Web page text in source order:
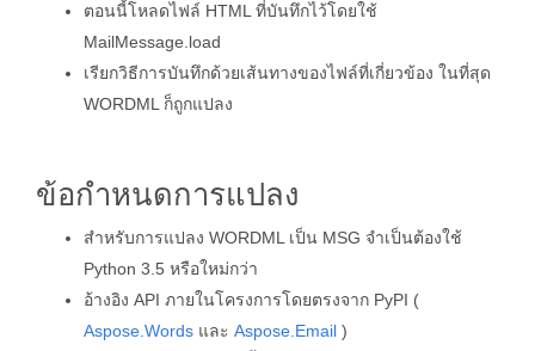
ตอนนี้โหลดไฟล์ HTML ที่บันทึกไว้โดยใช้
MailMessage.load
เรียกวิธีการบันทึกด้วยเส้นทางของไฟล์ที่เกี่ยวข้อง ในที่สุด
WORDML ก็ถูกแปลง
ข้อกำหนดการแปลง
สำหรับการแปลง WORDML เป็น MSG จำเป็นต้องใช้
Python 3.5 หรือใหม่กว่า
อ้างอิง API ภายในโครงการโดยตรงจาก PyPI (
Aspose.Words และ Aspose.Email )